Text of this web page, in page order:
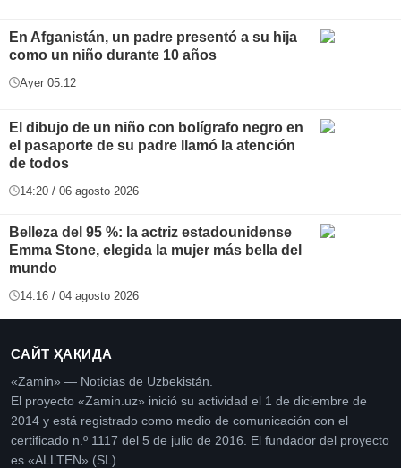
En Afganistán, un padre presentó a su hija
como un niño durante 10 años
Ayer 05:12
El dibujo de un niño con bolígrafo negro en
el pasaporte de su padre llamó la atención
de todos
14:20 / 06 agosto 2026
Belleza del 95 %: la actriz estadounidense
Emma Stone, elegida la mujer más bella del
mundo
14:16 / 04 agosto 2026
САЙТ ҲАҚИДА
«Zamin» — Noticias de Uzbekistán.
El proyecto «Zamin.uz» inició su actividad el 1 de diciembre de
2014 y está registrado como medio de comunicación con el
certificado n.º 1117 del 5 de julio de 2016. El fundador del proyecto
es «ALLTEN» (SL).